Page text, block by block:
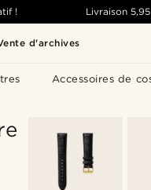
d'archives
Accessoires de
! Livraison